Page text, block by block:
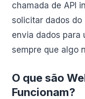
chamada de API
solicitar dados do
envia dados para
sempre que algo
O que são
Funcionam?